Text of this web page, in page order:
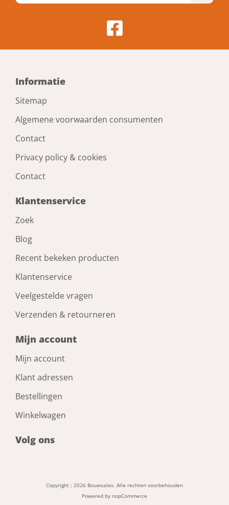
Informatie
Sitemap
Algemene voorwaarden consumenten
Contact
Privacy policy & cookies
Contact
Klantenservice
Zoek
Blog
Recent bekeken producten
Klantenservice
Veelgestelde vragen
Verzenden & retourneren
Mijn account
Mijn account
Klant adressen
Bestellingen
Winkelwagen
Volg ons
Copyright ; 2026 Bouwsales. Alle rechten voorbehouden
Powered by nopCommerce